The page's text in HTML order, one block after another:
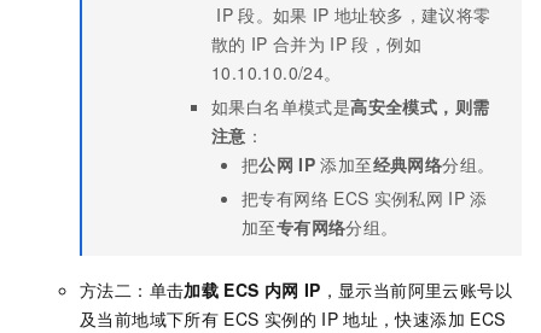
IP 段。如果 IP 地址较多，建议将零
散的 IP 合并为 IP 段，例如
10.10.10.0/24。
如果白名单模式是高安全模式，则需
注意 ：
把公网 IP 添加至经典网络分组。
把专有网络 ECS 实例私网 IP 添
加至专有网络分组。
方法二：单击加载 ECS 内网 IP ，显示当前阿里云账号以
及当前地域下所有 ECS 实例的 IP 地址，快速添加 ECS